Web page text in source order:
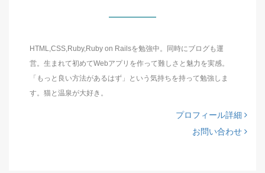
HTML,CSS,Ruby,Ruby on Railsを勉強中。同時にブログも運
営。生まれて初めてWebアプリを作って難しさと魅力を実感。
「もっと良い方法があるはず」という気持ちを持って勉強しま
す。猫と温泉が大好き。
プロフィール詳細
お問い合わせ